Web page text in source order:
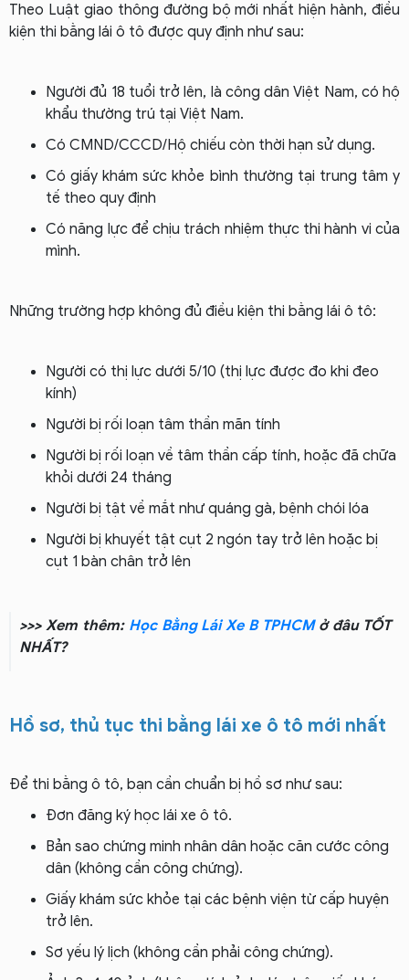
Theo Luật giao thông đường bộ mới nhất hiện hành, điều
kiện thi bằng lái ô tô được quy định như sau:
Người đủ 18 tuổi trở lên, là công dân Việt Nam, có hộ
khẩu thường trú tại Việt Nam.
Có CMND/CCCD/Hộ chiếu còn thời hạn sử dụng.
Có giấy khám sức khỏe bình thường tại trung tâm y
tế theo quy định
Có năng lực để chịu trách nhiệm thực thi hành vi của
mình.
Những trường hợp không đủ điều kiện thi bằng lái ô tô:
Người có thị lực dưới 5/10 (thị lực được đo khi đeo
kính)
Người bị rối loạn tâm thần mãn tính
Người bị rối loạn về tâm thần cấp tính, hoặc đã chữa
khỏi dưới 24 tháng
Người bị tật về mắt như quáng gà, bệnh chói lóa
Người bị khuyết tật cụt 2 ngón tay trở lên hoặc bị
cụt 1 bàn chân trở lên
>>> Xem thêm: Học Bằng Lái Xe B TPHCMở đâu TỐT
NHẤT?
Hồ sơ, thủ tục thi bằng lái xe ô tô mới nhất
Để thi bằng ô tô, bạn cần chuẩn bị hồ sơ như sau:
Đơn đăng ký học lái xe ô tô.
Bản sao chứng minh nhân dân hoặc căn cước công
dân (không cần công chứng).
Giấy khám sức khỏe tại các bệnh viện từ cấp huyện
trở lên.
Sơ yếu lý lịch (không cần phải công chứng).